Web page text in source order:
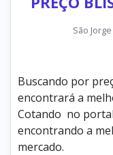
São
Buscando por
encontrará a
Cotando no
encontrando a
mercado.